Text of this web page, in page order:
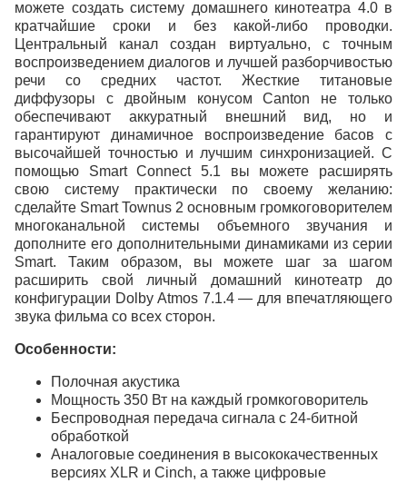
можете создать систему домашнего кинотеатра 4.0 в
кратчайшие сроки и без какой-либо проводки.
Центральный канал создан виртуально, с точным
воспроизведением диалогов и лучшей разборчивостью
речи со средних частот. Жесткие титановые
диффузоры с двойным конусом Canton не только
обеспечивают аккуратный внешний вид, но и
гарантируют динамичное воспроизведение басов с
высочайшей точностью и лучшим синхронизацией. С
помощью Smart Connect 5.1 вы можете расширять
свою систему практически по своему желанию:
сделайте Smart Townus 2 основным громкоговорителем
многоканальной системы объемного звучания и
дополните его дополнительными динамиками из серии
Smart. Таким образом, вы можете шаг за шагом
расширить свой личный домашний кинотеатр до
конфигурации Dolby Atmos 7.1.4 — для впечатляющего
звука фильма со всех сторон.
Особенности:
Полочная акустика
Мощность 350 Вт на каждый громкоговоритель
Беспроводная передача сигнала с 24-битной
обработкой
Аналоговые соединения в высококачественных
версиях XLR и Cinch, а также цифровые